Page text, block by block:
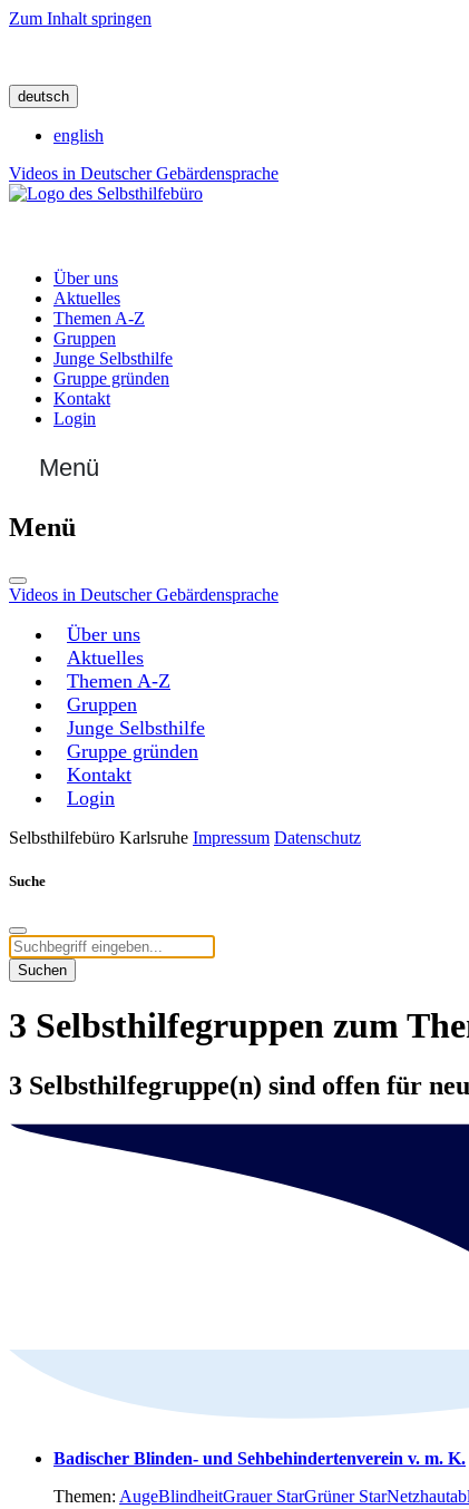
Zum Inhalt springen
deutsch
english
Videos in Deutscher Gebärdensprache
Über uns
Aktuelles
Themen A-Z
Gruppen
Junge Selbsthilfe
Gruppe gründen
Kontakt
Login
Menü
Menü
Videos in Deutscher Gebärdensprache
Über uns
Aktuelles
Themen A-Z
Gruppen
Junge Selbsthilfe
Gruppe gründen
Kontakt
Login
Selbsthilfebüro Karlsruhe Impressum Datenschutz
Suche
Suchen
3 Selbsthilfegruppen zum
3 Selbsthilfegruppe(n) sind offen für
Badischer Blinden- und Sehbehindertenverein v. m. K.
Themen: AugeBlindheitGrauer StarGrüner Star